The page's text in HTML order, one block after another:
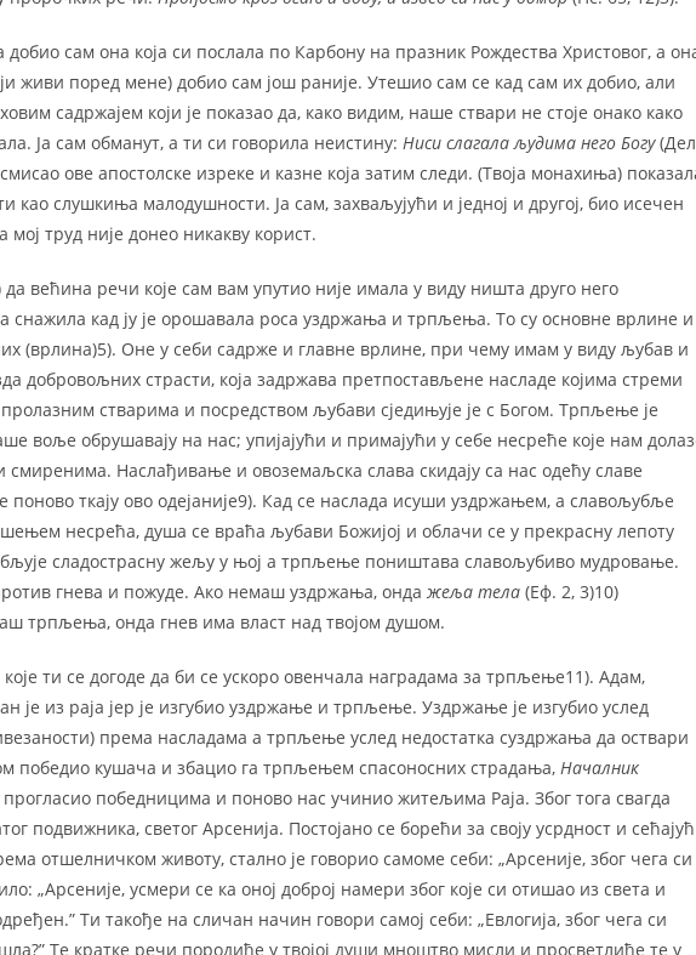
сам она која си послала по Карбону на празник Рождества Христовог, а
живи поред мене) добио сам још раније. Утешио сам се кад сам их добио, али
садржајем који је показао да, како видим, наше ствари не стоје онако како
Ја сам обманут, а ти си говорила неистину: Ниси слагала људима него Богу
ове апостолске изреке и казне која затим следи. (Твоја монахиња)
као слушкиња малодушности. Ја сам, захваљујући и једној и другој, био исечен
труд није донео никакву корист.
већина речи које сам вам упутио није имала у виду ништа друго него
снажила кад ју је орошавала роса уздржања и трпљења. То су основне врлине и
(врлина)5). Оне у себи садрже и главне врлине, при чему имам у виду љубав и
добровољних страсти, која задржава претпостављене насладе којима стреми
стварима и посредством љубави сједињује је с Богом. Трпљење је
воље обрушавају на нас; упијајући и примајући у себе несреће које нам
Наслађивање и овоземаљска слава скидају са нас одећу славе
ткају ово одејаније9). Кад се наслада исуши уздржањем, а славољубље
несрећа, душа се враћа љубави Божијој и облачи се у прекрасну лепоту
сладострасну жељу у њој а трпљење поништава славољубиво мудровање.
гнева и пожуде. Ако немаш уздржања, ондажеља тела (Еф. 2, 3)10)
трпљења, онда гнев има власт над твојом душом.
ти се догоде да би се ускоро овенчала наградама за трпљење11). Адам,
је из раја јер је изгубио уздржање и трпљење. Уздржање је изгубио услед
према насладама а трпљење услед недостатка суздржања да оствари
победио кушача и збацио га трпљењем спасоносних страдања, Началник
прогласио победницима и поново нас учинио житељима Раја. Због тога свагда
подвижника, светог Арсенија. Постојано се борећи за своју усрдност и
отшелничком животу, стално је говорио самоме себи: „Арсеније, због чега си
„Арсеније, усмери се ка оној доброј намери због које си отишао из света и
Ти такође на сличан начин говори самој себи: „Евлогија, због чега си
Те кратке речи породиће у твојој души мноштво мисли и просветлиће те у